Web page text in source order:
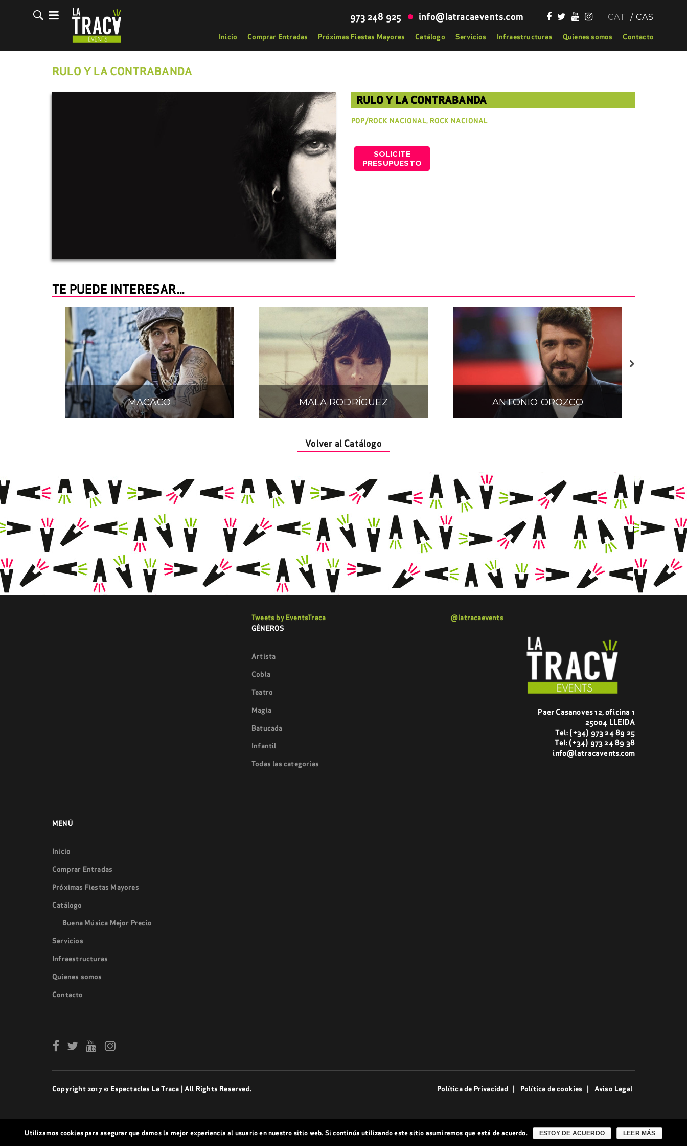
CAT CAS
973 248 925 info@latracaevents.com
Inicio Comprar Entradas Próximas Fiestas Mayores Catálogo Servicios Infraestructuras Quienes somos Contacto
RULO Y LA CONTRABANDA
RULO Y LA CONTRABANDA
POP/ROCK NACIONAL, ROCK NACIONAL
SOLICITE
PRESUPUESTO
TE PUEDE INTERESAR...
MACACO MALA RODRÍGUEZ ANTONIO OROZCO
Volver al Catálogo
MENÚ
Inicio
Comprar Entradas
Próximas Fiestas Mayores
Catálogo
Buena Música Mejor Precio
Servicios
Infraestructuras
Quienes somos
Contacto
Tweets by EventsTraca
GÉNEROS
Artista
Cobla
Teatro
Magia
Batucada
Infantil
Todas las categorías
@latracaevents
Paer Casanoves 12, oficina 1
25004 LLEIDA
Tel: (+34) 973 24 89 25
Tel: (+34) 973 24 89 38
info@latracavents.com
Copyright 2017 © Espectacles La Traca | All Rights Reserved. Política de Privacidad Política de cookies Aviso Legal
Utilizamos cookies para asegurar que damos la mejor experiencia al usuario en nuestro sitio web. Si continúa utilizando este sitio asumiremos que está de acuerdo. ESTOY DE ACUERDO LEER MÁS